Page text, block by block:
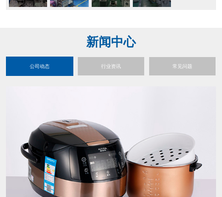
新闻中心
公司动态 行业资讯 常见问题